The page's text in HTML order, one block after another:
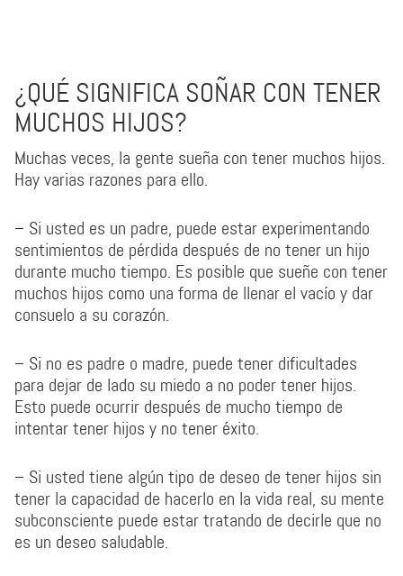
¿QUÉ SIGNIFICA SOÑAR CON TENER
MUCHOS HIJOS?
Muchas veces, la gente sueña con tener muchos hijos.
Hay varias razones para ello.
– Si usted es un padre, puede estar experimentando
sentimientos de pérdida después de no tener un hijo
durante mucho tiempo. Es posible que sueñe con tener
muchos hijos como una forma de llenar el vacío y dar
consuelo a su corazón.
– Si no es padre o madre, puede tener dificultades
para dejar de lado su miedo a no poder tener hijos.
Esto puede ocurrir después de mucho tiempo de
intentar tener hijos y no tener éxito.
– Si usted tiene algún tipo de deseo de tener hijos sin
tener la capacidad de hacerlo en la vida real, su mente
subconsciente puede estar tratando de decirle que no
es un deseo saludable.